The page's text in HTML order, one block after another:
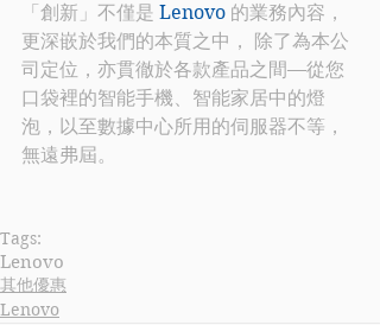
「創新」不僅是 Lenovo 的業務內容，
更深嵌於我們的本質之中， 除了為本公
司定位，亦貫徹於各款產品之間—從您
口袋裡的智能手機、智能家居中的燈
泡，以至數據中心所用的伺服器不等，
無遠弗屆。
Tags:
Lenovo
其他優惠
Lenovo